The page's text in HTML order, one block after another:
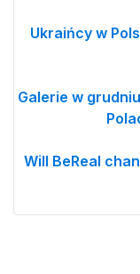
Ukraińcy w
Galerie w
Will BeReal